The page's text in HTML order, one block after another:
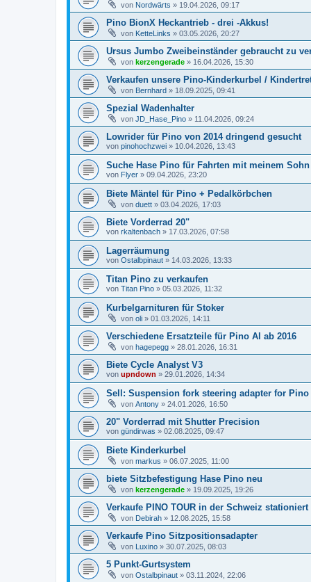
von Nordwärts » 19.04.2026, 09:17
Pino BionX Heckantrieb - drei -Akkus!
von KetteLinks » 03.05.2026, 20:27
Ursus Jumbo Zweibeinständer gebraucht zu
von kerzengerade » 16.04.2026, 15:30
Verkaufen unsere Pino-Kinderkurbel /
von Bernhard » 18.09.2025, 09:41
Spezial Wadenhalter
von JD_Hase_Pino » 11.04.2026, 09:24
Lowrider für Pino von 2014 dringend gesucht
von pinohochzwei » 10.04.2026, 13:43
Suche Hase Pino für Fahrten mit meinem Sohn
von Flyer » 09.04.2026, 23:20
Biete Mäntel für Pino + Pedalkörbchen
von duett » 03.04.2026, 17:03
Biete Vorderrad 20"
von rkaltenbach » 17.03.2026, 07:58
Lagerräumung
von Ostalbpinaut » 14.03.2026, 13:33
Titan Pino zu verkaufen
von Titan Pino » 05.03.2026, 11:32
Kurbelgarnituren für Stoker
von oli » 01.03.2026, 14:11
Verschiedene Ersatzteile für Pino Al ab 2016
von hagepegg » 28.01.2026, 16:31
Biete Cycle Analyst V3
von upndown » 29.01.2026, 14:34
Sell: Suspension fork steering adapter for Pino
von Antony » 24.01.2026, 16:50
20" Vorderrad mit Shutter Precision
von gündirwas » 02.08.2025, 09:47
Biete Kinderkurbel
von markus » 06.07.2025, 11:00
biete Sitzbefestigung Hase Pino neu
von kerzengerade » 19.09.2025, 19:26
Verkaufe PINO TOUR in der Schweiz stationiert
von Debirah » 12.08.2025, 15:58
Verkaufe Pino Sitzpositionsadapter
von Luxino » 30.07.2025, 08:03
5 Punkt-Gurtsystem
von Ostalbpinaut » 03.11.2024, 22:06